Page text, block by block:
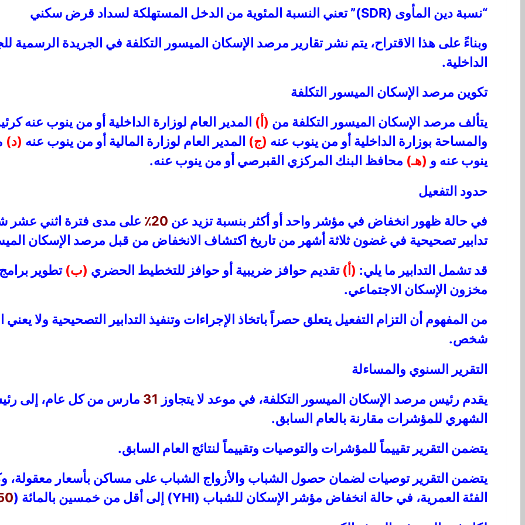
“نسبة دين المأوى (SDR)” تعني النسبة المئوية من الدخل المستهلكة لسداد قرض سكني
وبناءً على هذا الاقتراح، يتم نشر تقارير مرصد الإسكان الميسور التكلفة في الجريدة
الداخلية.
تكوين مرصد الإسكان الميسور التكلفة
يتألف مرصد الإسكان الميسور التكلفة من (أ) المدير العام لوزارة الداخلية أو من ينوب عنه
والمساحة بوزارة الداخلية أو من ينوب عنه (ج) المدير العام لوزارة المالية أو من ينوب عنه (د)
ينوب عنه و (هـ) محافظ البنك المركزي القبرصي أو من ينوب عنه.
حدود التفعيل
في حالة ظهور انخفاض في مؤشر واحد أو أكثر بنسبة تزيد عن 20٪
على مدى فترة اثني عشر
تدابير تصحيحية في غضون ثلاثة أشهر من تاريخ اكتشاف الانخفاض من قبل مرصد الإسكان
قد تشمل التدابير ما يلي: (أ) تقديم حوافز ضريبية أو حوافز للتخطيط الحضري (ب) تطوير
مخزون الإسكان الاجتماعي.
من المفهوم أن التزام التفعيل يتعلق حصراً باتخاذ الإجراءات وتنفيذ التدابير التصحيحية ولا يعني
شخص.
التقرير السنوي والمساءلة
يقدم رئيس مرصد الإسكان الميسور التكلفة، في موعد لا يتجاوز 31 مارس من كل عام، إلى
الشهري للمؤشرات مقارنة بالعام السابق.
يتضمن التقرير تقييماً للمؤشرات والتوصيات وتقييماً لنتائج العام السابق.
يتضمن التقرير توصيات لضمان حصول الشباب والأزواج الشباب على مساكن بأسعار
الفئة العمرية، في حالة انخفاض مؤشر الإسكان للشباب (YHI) إلى أقل من خمسين بالمائة (